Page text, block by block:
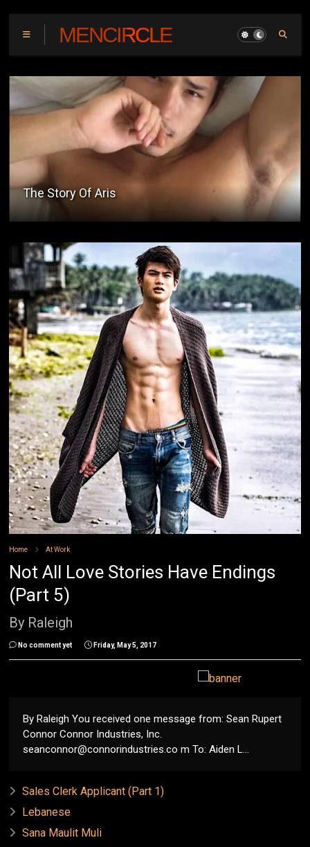
MENCIRCLE
Bangkero
Home At Work
Not All Love Stories Have Endings
(Part 5)
By Raleigh
No comment yet Friday, May 5, 2017
By Raleigh You received one message from: Sean Rupert
Connor Connor Industries, Inc.
seanconnor@connorindustries.co m To: Aiden L...
Sales Clerk Applicant (Part 1)
Lebanese
Sana Maulit Muli